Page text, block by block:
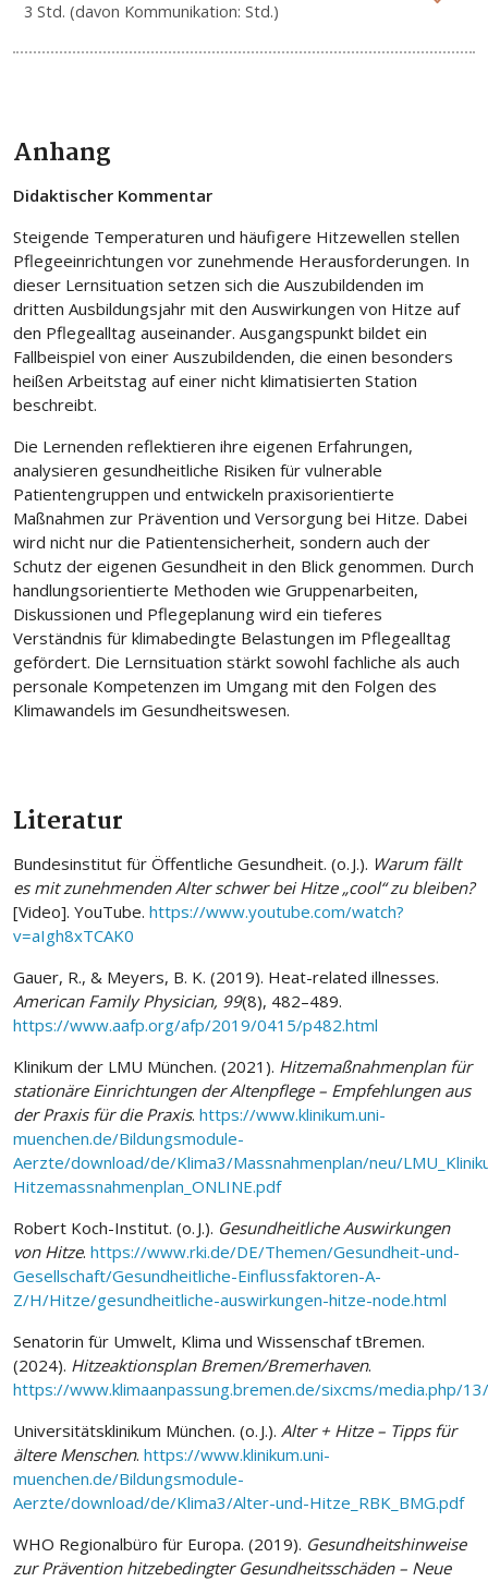
3 Std. (davon Kommunikation: Std.)
Anhang
Didaktischer Kommentar
Steigende Temperaturen und häufigere Hitzewellen stellen
Pflegeeinrichtungen vor zunehmende Herausforderungen. In
dieser Lernsituation setzen sich die Auszubildenden im
dritten Ausbildungsjahr mit den Auswirkungen von Hitze auf
den Pflegealltag auseinander. Ausgangspunkt bildet ein
Fallbeispiel von einer Auszubildenden, die einen besonders
heißen Arbeitstag auf einer nicht klimatisierten Station
beschreibt.
Die Lernenden reflektieren ihre eigenen Erfahrungen,
analysieren gesundheitliche Risiken für vulnerable
Patientengruppen und entwickeln praxisorientierte
Maßnahmen zur Prävention und Versorgung bei Hitze. Dabei
wird nicht nur die Patientensicherheit, sondern auch der
Schutz der eigenen Gesundheit in den Blick genommen. Durch
handlungsorientierte Methoden wie Gruppenarbeiten,
Diskussionen und Pflegeplanung wird ein tieferes
Verständnis für klimabedingte Belastungen im Pflegealltag
gefördert. Die Lernsituation stärkt sowohl fachliche als auch
personale Kompetenzen im Umgang mit den Folgen des
Klimawandels im Gesundheitswesen.
Literatur
Bundesinstitut für Öffentliche Gesundheit. (o. J.). Warum fällt
es mit zunehmenden Alter schwer bei Hitze „cool“ zu bleiben?
[Video]. YouTube. https://www.youtube.com/watch?
v=aIgh8xTCAK0
Gauer, R., & Meyers, B. K. (2019). Heat-related illnesses.
American Family Physician, 99(8), 482–489.
https://www.aafp.org/afp/2019/0415/p482.html
Klinikum der LMU München. (2021). Hitzemaßnahmenplan für
stationäre Einrichtungen der Altenpflege – Empfehlungen aus
der Praxis für die Praxis. https://www.klinikum.uni-
muenchen.de/Bildungsmodule-
Aerzte/download/de/Klima3/Massnahmenplan/neu/
Hitzemassnahmenplan_ONLINE.pdf
Robert Koch-Institut. (o. J.). Gesundheitliche Auswirkungen
von Hitze. https://www.rki.de/DE/Themen/Gesundheit-und-
Gesellschaft/Gesundheitliche-Einflussfaktoren-A-
Z/H/Hitze/gesundheitliche-auswirkungen-hitze-node.html
Senatorin für Umwelt, Klima und Wissenschaf tBremen.
(2024). Hitzeaktionsplan Bremen/Bremerhaven.
https://www.klimaanpassung.bremen.de/sixcms/media.php/
Universitätsklinikum München. (o. J.). Alter + Hitze – Tipps für
ältere Menschen. https://www.klinikum.uni-
muenchen.de/Bildungsmodule-
Aerzte/download/de/Klima3/Alter-und-Hitze_RBK_BMG.pdf
WHO Regionalbüro für Europa. (2019). Gesundheitshinweise
zur Prävention hitzebedingter Gesundheitsschäden – Neue